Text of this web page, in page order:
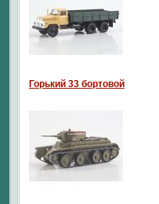
Горький 33 бортовой